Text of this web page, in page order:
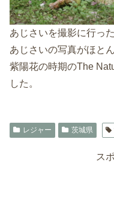
あじさいを撮影に行っ
あじさいの写真がほと
紫陽花の時期のThe
した。
レジャー 茨城県
ス